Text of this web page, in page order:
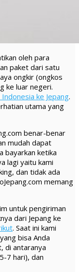
oleh para
paket dari satu
ongkir (ongkos
ke luar negeri.
ke Jepang.
utama yang
benar-benar
mudah dapat
bayarkan ketika
lagi yaitu kami
dan tidak ada
memang
untuk pengiriman
dari Jepang ke
. Saat ini kami
bisa Anda
di antaranya
7 hari), dan